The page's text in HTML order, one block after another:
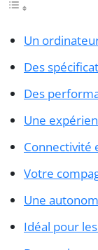
Un
Des
Des
Une
Connectivité
Votre
Une
Idéal pour